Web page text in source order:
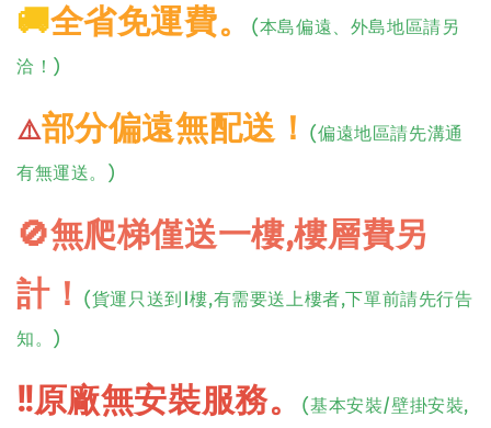
🚚全省免運費。
(本島偏遠、外島地區請另
洽！)
⚠️部分偏遠無配送！ (偏遠地區請先溝通
有無運送。)
🚫無爬梯僅送一樓,樓層費另
計！ (貨運只送到1樓,有需要送上樓者,下單前請先行告
知。)
‼️原廠無安裝服務。
(基本安裝/壁掛安裝,